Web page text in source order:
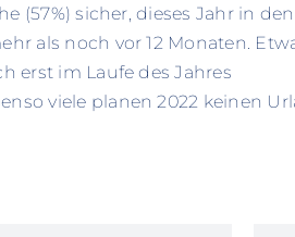
(57%) sicher, dieses Jahr in den
als noch vor 12 Monaten.
erst im Laufe des Jahres
viele planen 2022 keinen